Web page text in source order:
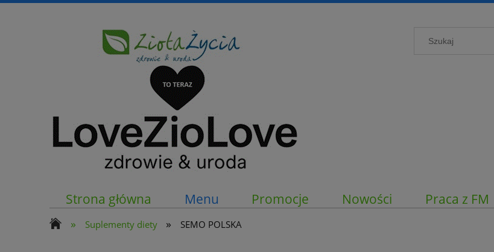
Strona główna Menu Promocje Nowości Praca z FM
Kontakt z nami
» Suplementy diety » SEMO POLSKA